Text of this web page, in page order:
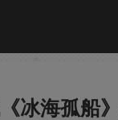
冰海孤船